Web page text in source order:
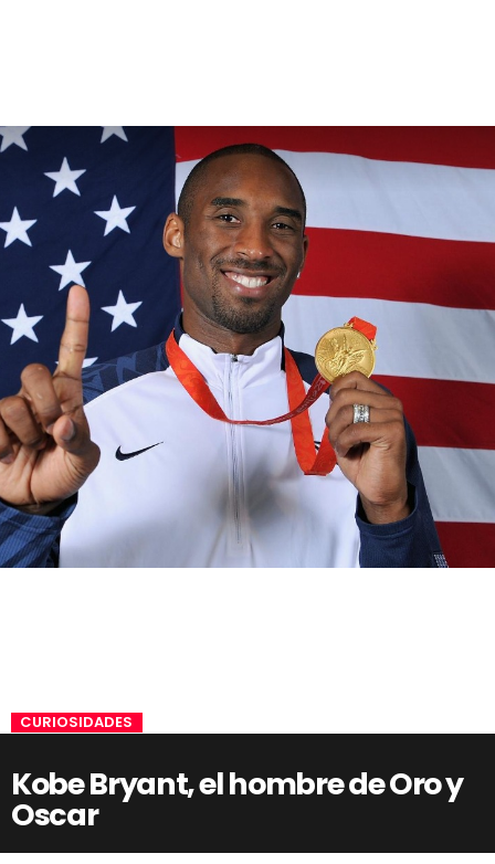
CURIOSIDADES
Kobe Bryant, el hombre de Oro y
Oscar